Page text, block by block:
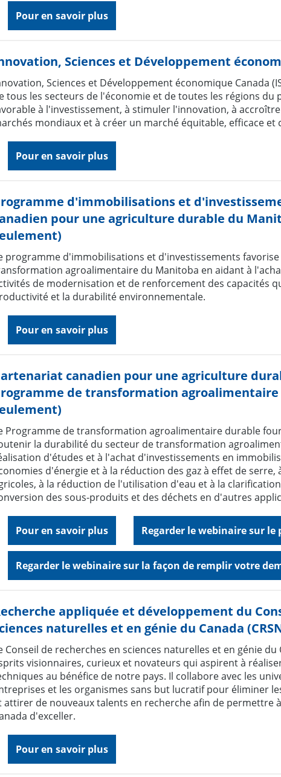
Pour en savoir plus
Sciences et Développement
Sciences et Développement économique Canada
tous les secteurs de l'économie et de toutes les régions du
à l'investissement, à stimuler l'innovation, à
mondiaux et à créer un marché équitable, efficace et
Pour en savoir plus
d'immobilisations et
pour une agriculture durable du
programme d'immobilisations et d'investissements
agroalimentaire du Manitoba en aidant à
de modernisation et de renforcement des capacités
et la durabilité environnementale.
Pour en savoir plus
canadien pour une agriculture
de transformation
Programme de transformation agroalimentaire durable
la durabilité du secteur de transformation
d'études et à l'achat d'investissements en
d'énergie et à la réduction des gaz à effet de
à la réduction de l'utilisation d'eau et à la
des sous-produits et des déchets en d'autres
Pour en savoir plus Regarder le webinaire sur le
Regarder le webinaire sur la façon de remplir votre
appliquée et développement du
naturelles et en génie du Canada
Conseil de recherches en sciences naturelles et en génie du
visionnaires, curieux et novateurs qui aspirent à
au bénéfice de notre pays. Il collabore avec les
et les organismes sans but lucratif pour éliminer
attirer de nouveaux talents en recherche afin de permettre
d'exceller.
Pour en savoir plus